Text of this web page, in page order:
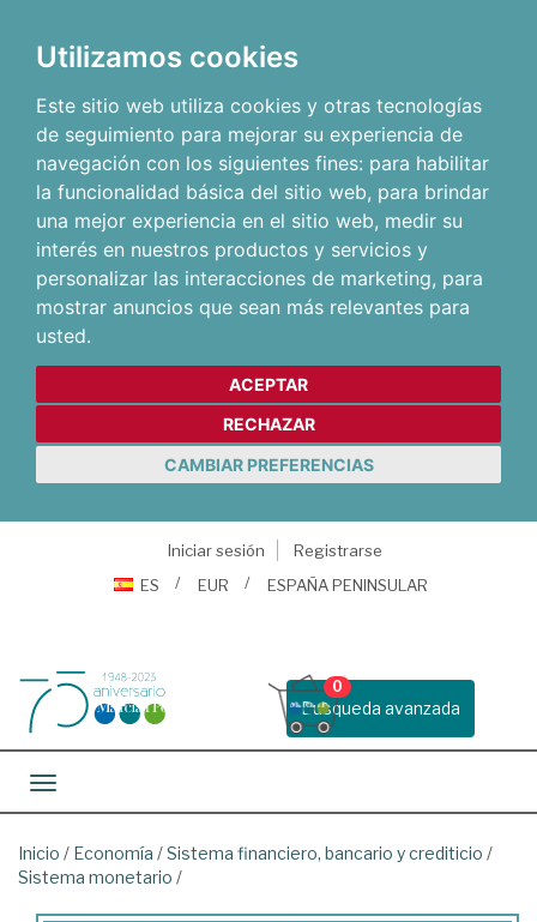
Utilizamos cookies
Este sitio web utiliza cookies y otras tecnologías
de seguimiento para mejorar su experiencia de
navegación con los siguientes fines: para habilitar
la funcionalidad básica del sitio web, para brindar
una mejor experiencia en el sitio web, medir su
interés en nuestros productos y servicios y
personalizar las interacciones de marketing, para
mostrar anuncios que sean más relevantes para
usted.
ACEPTAR
RECHAZAR
CAMBIAR PREFERENCIAS
Iniciar sesión
Registrarse
ES
EUR ESPAÑA PENINSULAR
Busqueda avanzada
0
Toggle navigation
Inicio / Economía /Sistema financiero, bancario y crediticio /
Sistema monetario /